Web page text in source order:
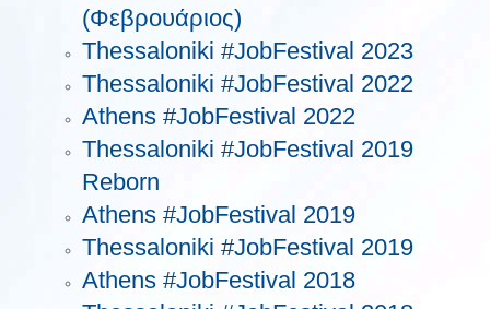
(Φεβρουάριος)
Thessaloniki #JobFestival 2023
Thessaloniki #JobFestival 2022
Athens #JobFestival 2022
Thessaloniki #JobFestival 2019
Reborn
Athens #JobFestival 2019
Thessaloniki #JobFestival 2019
Athens #JobFestival 2018